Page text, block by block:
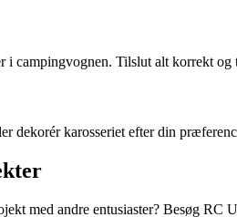
i campingvognen. Tilslut alt korrekt
dekorér karosseriet efter din
med andre entusiaster? Besøg RC